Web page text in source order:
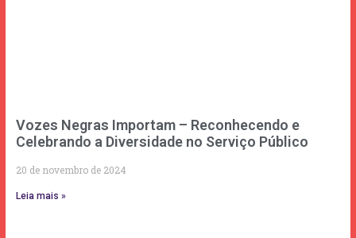
Vozes Negras Importam – Reconhecendo e
Celebrando a Diversidade no Serviço Público
20 de novembro de 2024
Leia mais »